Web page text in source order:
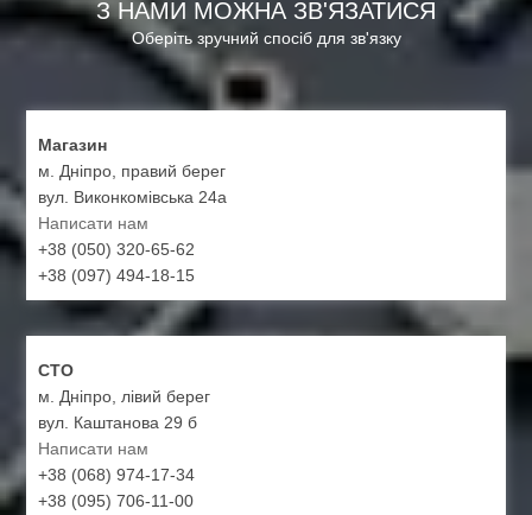
З НАМИ МОЖНА ЗВ'ЯЗАТИСЯ
Оберіть зручний спосіб для зв'язку
Магазин
м. Дніпро, правий берег
вул. Виконкомівська 24а
Написати нам
+38 (050) 320-65-62
+38 (097) 494-18-15
СТО
м. Дніпро, лівий берег
вул. Каштанова 29 б
Написати нам
+38 (068) 974-17-34
+38 (095) 706-11-00